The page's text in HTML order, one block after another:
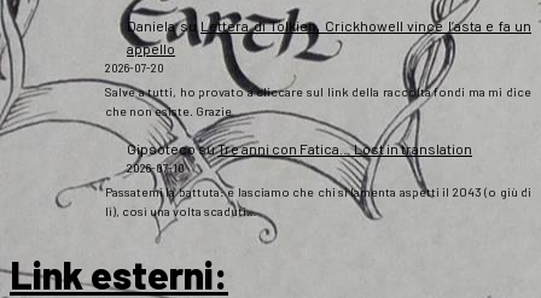
DanielasuLettera di Tolkien, Crickhowell vince l’asta e fa un
appello
2026-07-20
Salve a tutti, ho provato a cliccare sul link della raccolta fondi ma mi dice
che non esiste. Grazie
GipsotecosuTre anni con Fatica… Lost in translation
2026-07-10
Passatemi la battuta: e lasciamo che chi si lamenta aspetti il 2043 (o giù di
lì), così una volta scaduti…
Link esterni: